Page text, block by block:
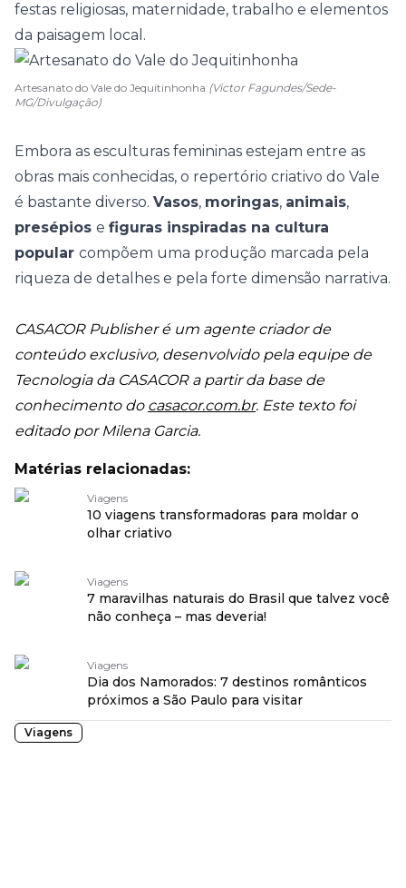
festas religiosas, maternidade, trabalho e elementos
da paisagem local.
Artesanato do Vale do Jequitinhonha (Victor Fagundes/Sede-
MG/Divulgação)
Embora as esculturas femininas estejam entre as
obras mais conhecidas, o repertório criativo do Vale
é bastante diverso. Vasos, moringas, animais,
presépios e figuras inspiradas na cultura
popular compõem uma produção marcada pela
riqueza de detalhes e pela forte dimensão narrativa.
CASACOR Publisher é um agente criador de
conteúdo exclusivo, desenvolvido pela equipe de
Tecnologia da CASACOR a partir da base de
conhecimento do casacor.com.br. Este texto foi
editado por Milena Garcia.
Matérias relacionadas:
Viagens
10 viagens transformadoras para moldar o
olhar criativo
Viagens
7 maravilhas naturais do Brasil que talvez você
não conheça – mas deveria!
Viagens
Dia dos Namorados: 7 destinos românticos
próximos a São Paulo para visitar
Viagens